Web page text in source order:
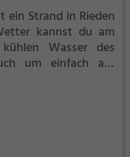
ein Strand in Rieden
kannst du am
Wasser des
um einfach auf
Platz. Denk aber
vor der Sonne zu